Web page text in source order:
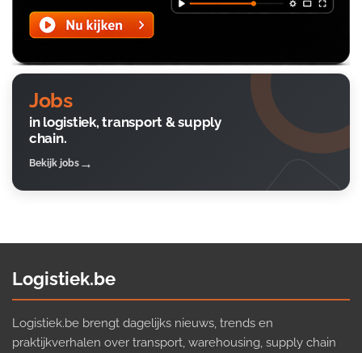
Jobs
in logistiek, transport & supply
chain.
Bekijk jobs
Logistiek.be
Logistiek.be brengt dagelijks nieuws, trends en
praktijkverhalen over transport, warehousing, supply chain